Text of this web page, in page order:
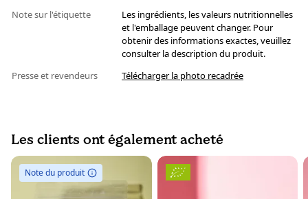
Note sur l'étiquette
Les ingrédients, les valeurs nutritionnelles
et l'emballage peuvent changer. Pour
obtenir des informations exactes, veuillez
consulter la description du produit.
Presse et revendeurs
Télécharger la photo recadrée
Les clients ont également acheté
Note du produit